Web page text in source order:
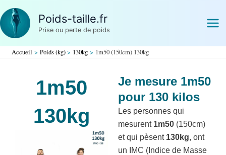
Aller
au
contenu
Poids-taille.fr
Prise ou perte de poids
Accueil Poids (kg) 130kg 1m50 (150cm) 130kg
1m50
130kg
Je mesure 1m50
pour 130 kilos
Les personnes qui
mesurent 1m50 (150cm)
et qui pèsent 130kg, ont
un IMC (Indice de Masse